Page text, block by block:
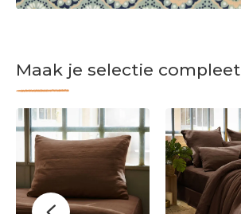
Maak je selectie compleet